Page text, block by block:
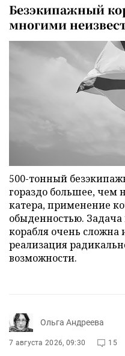
Безэкипажный
многими
500-тонный
гораздо большее, чем
катера, применение
обыденностью. Задача
корабля очень
реализация
возможности.
Ольга Андреева
7 августа 2026, 09:30 15